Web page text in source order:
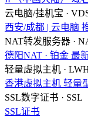
云电脑/挂机宝 ·
西安/成都 | 云电脑
NAT转发服务器 ·
德阳NAT · 铂金 最
轻量虚拟主机 ·
香港虚拟主机 轻量
SSL数字证书 · SSL
SSL证书